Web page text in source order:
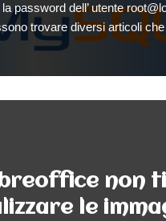
password dell’ utente
trovare diversi articoli
non ti
le